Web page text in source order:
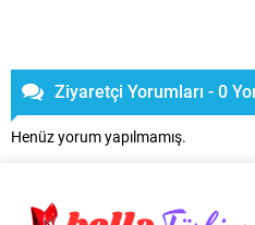
Ziyaretçi Yorumları - 0
Henüz yorum yapılmamış.